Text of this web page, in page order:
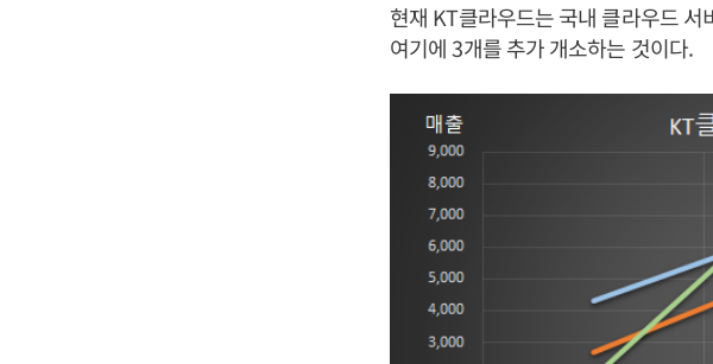
현재 KT클라우드는 국내 클라우드
여기에 3개를 추가 개소하는 것이다.